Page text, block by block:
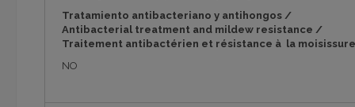
Tratamiento antibacteriano y antihongos /
Antibacterial treatment and mildew resistance /
Traitement antibactérien et résistance à la
NO